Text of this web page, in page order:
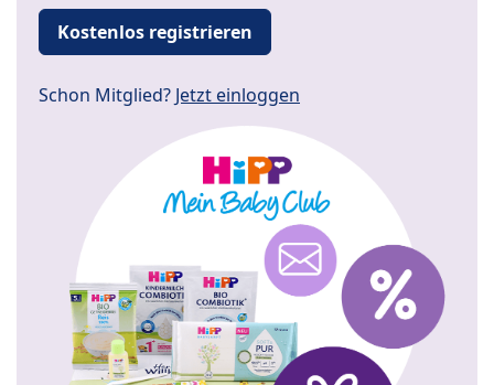
Kostenlos registrieren
Schon Mitglied? Jetzt einloggen